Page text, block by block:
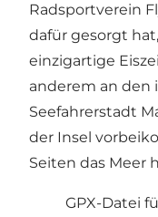
Radsportverein
dafür gesorgt
einzigartige
anderem an den
Seefahrerstadt
der Insel
Seiten das Meer
GPX-Datei